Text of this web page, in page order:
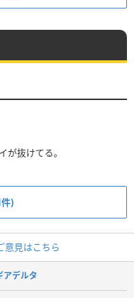
が抜けてる。
)
意見はこちら
アデルタ